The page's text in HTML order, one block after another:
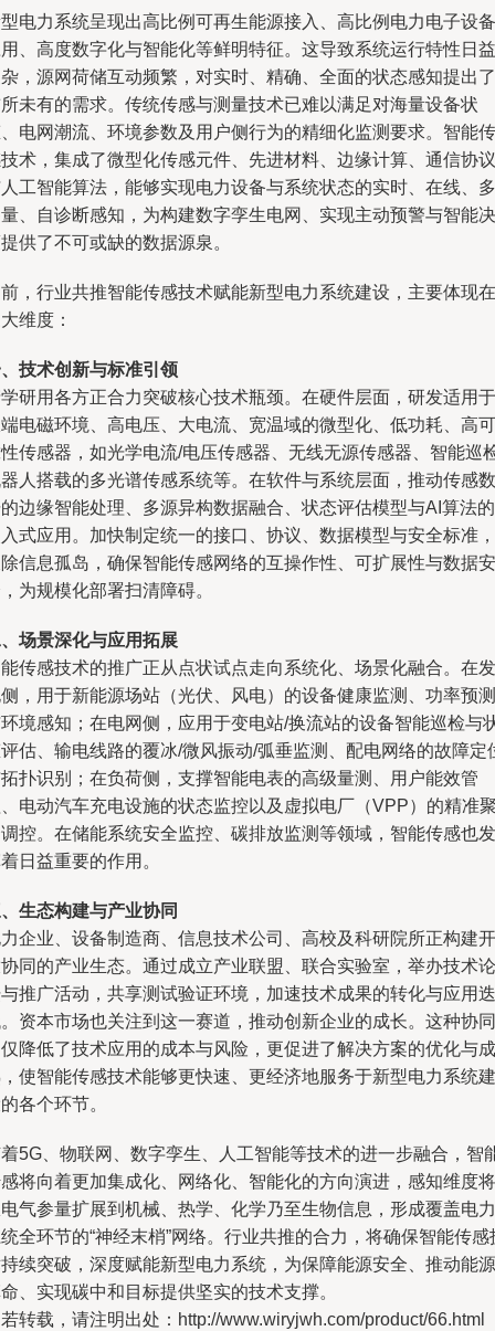
电力系统呈现出高比例可再生能源接入、高比例电力电子设备
、高度数字化与智能化等鲜明特征。这导致系统运行特性日益
，源网荷储互动频繁，对实时、精确、全面的状态感知提出了
未有的需求。传统传感与测量技术已难以满足对海量设备状
电网潮流、环境参数及用户侧行为的精细化监测要求。智能传
术，集成了微型化传感元件、先进材料、边缘计算、通信协议
工智能算法，能够实现电力设备与系统状态的实时、在线、多
、自诊断感知，为构建数字孪生电网、实现主动预警与智能决
供了不可或缺的数据源泉。
，行业共推智能传感技术赋能新型电力系统建设，主要体现在
维度：
技术创新与标准引领
研用各方正合力突破核心技术瓶颈。在硬件层面，研发适用于
电磁环境、高电压、大电流、宽温域的微型化、低功耗、高可
传感器，如光学电流/电压传感器、无线无源传感器、智能巡
人搭载的多光谱传感系统等。在软件与系统层面，推动传感数
边缘智能处理、多源异构数据融合、状态评估模型与AI算法的
式应用。加快制定统一的接口、协议、数据模型与安全标准，
信息孤岛，确保智能传感网络的互操作性、可扩展性与数据安
为规模化部署扫清障碍。
场景深化与应用拓展
传感技术的推广正从点状试点走向系统化、场景化融合。在发
，用于新能源场站（光伏、风电）的设备健康监测、功率预测
境感知；在电网侧，应用于变电站/换流站的设备智能巡检与
估、输电线路的覆冰/微风振动/弧垂监测、配电网络的故障定
扑识别；在负荷侧，支撑智能电表的高级量测、用户能效管
电动汽车充电设施的状态监控以及虚拟电厂（VPP）的精准
控。在储能系统安全监控、碳排放监测等领域，智能传感也发
日益重要的作用。
生态构建与产业协同
企业、设备制造商、信息技术公司、高校及科研院所正构建开
同的产业生态。通过成立产业联盟、联合实验室，举办技术论
推广活动，共享测试验证环境，加速技术成果的转化与应用迭
资本市场也关注到这一赛道，推动创新企业的成长。这种协同
降低了技术应用的成本与风险，更促进了解决方案的优化与成
使智能传感技术能够更快速、更经济地服务于新型电力系统建
各个环节。
5G、物联网、数字孪生、人工智能等技术的进一步融合，智
将向着更加集成化、网络化、智能化的方向演进，感知维度将
气参量扩展到机械、热学、化学乃至生物信息，形成覆盖电力
全环节的“神经末梢”网络。行业共推的合力，将确保智能传感
续突破，深度赋能新型电力系统，为保障能源安全、推动能源
、实现碳中和目标提供坚实的技术支撑。
转载，请注明出处：http://www.wiryjwh.com/product/66.html